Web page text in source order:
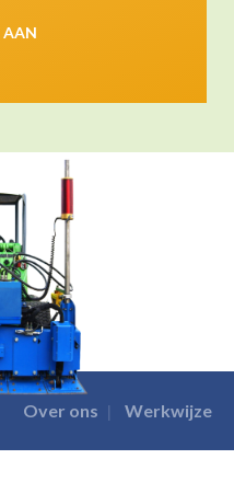
AAN
Over ons Werkwijze